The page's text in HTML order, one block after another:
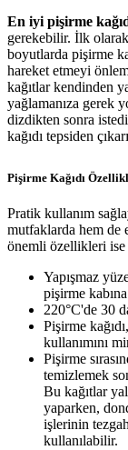
En iyi pişirme
gerekebilir. İlk olarak
boyutlarda pişirme
hareket etmeyi
kağıtlar kendinden
yağlamanıza gerek
dizdikten sonra
kağıdı tepsiden
Pişirme Kağıdı
Pratik kullanım
mutfaklarda hem de
önemli özellikleri ise
Yapışmaz
pişirme
220°C'de 30
Pişirme
kullanımını
Pişirme
temizlemek
Bu kağıtlar
yaparken,
işlerinin
kullanılabilir.